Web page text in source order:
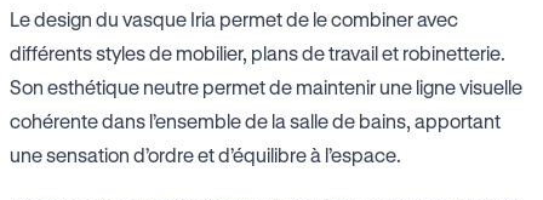
Le design du vasque Iria permet de le combiner avec
différents styles de mobilier, plans de travail et robinetterie.
Son esthétique neutre permet de maintenir une ligne visuelle
cohérente dans l’ensemble de la salle de bains, apportant
une sensation d’ordre et d’équilibre à l’espace.